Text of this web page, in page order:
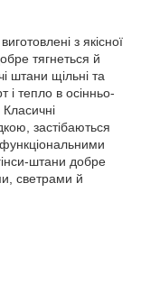
з якісної
тягнеться й
штани щільні та
і тепло в осінньо-
застібаються
функціональними
штани добре
светрами й